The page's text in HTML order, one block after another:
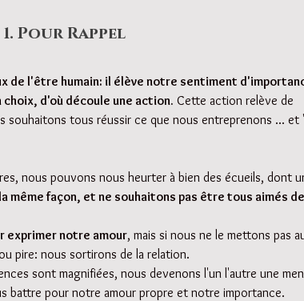
1. Pour Rappel
de l'être humain: il élève notre sentiment
d'où découle une action. Cette action relève de
souhaitons tous réussir ce que nous entreprenons ... et
nous pouvons nous heurter à bien des écueils, dont
même façon, et ne souhaitons pas être tous aimés
exprimer notre amour, mais si nous ne le mettons pas
pire: nous sortirons de la relation.
sont magnifiées, nous devenons l'un l'autre une
battre pour notre amour propre et notre importance.